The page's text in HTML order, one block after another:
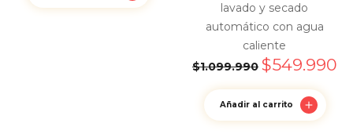
lavado y secado
automático con agua
caliente
$1.099.990 $549.990
Añadir al carrito